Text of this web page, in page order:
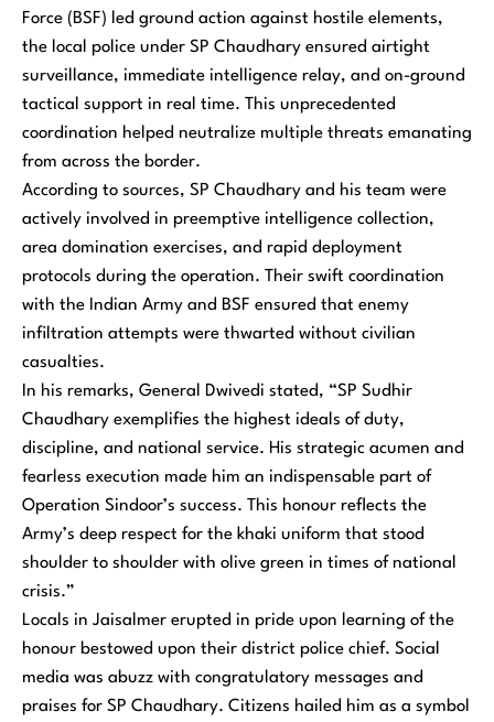
Force (BSF) led ground action against hostile elements,
the local police under SP Chaudhary ensured airtight
surveillance, immediate intelligence relay, and on-ground
tactical support in real time. This unprecedented
coordination helped neutralize multiple threats emanating
from across the border.
According to sources, SP Chaudhary and his team were
actively involved in preemptive intelligence collection,
area domination exercises, and rapid deployment
protocols during the operation. Their swift coordination
with the Indian Army and BSF ensured that enemy
infiltration attempts were thwarted without civilian
casualties.
In his remarks, General Dwivedi stated, “SP Sudhir
Chaudhary exemplifies the highest ideals of duty,
discipline, and national service. His strategic acumen and
fearless execution made him an indispensable part of
Operation Sindoor’s success. This honour reflects the
Army’s deep respect for the khaki uniform that stood
shoulder to shoulder with olive green in times of national
crisis.”
Locals in Jaisalmer erupted in pride upon learning of the
honour bestowed upon their district police chief. Social
media was abuzz with congratulatory messages and
praises for SP Chaudhary. Citizens hailed him as a symbol